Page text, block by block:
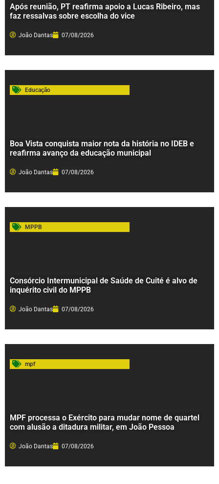
Após reunião, PT reafirma apoio a Lucas Ribeiro, mas
faz ressalvas sobre escolha do vice
João Dantas 07/08/2026
Educação
Boa Vista conquista maior nota da história no IDEB e
reafirma avanço da educação municipal
João Dantas 07/08/2026
MPPB
Consórcio Intermunicipal de Saúde de Cuité é alvo de
inquérito civil do MPPB
João Dantas 07/08/2026
mpf
MPF processa o Exército para mudar nome de quartel
com alusão a ditadura militar, em João Pessoa
João Dantas 07/08/2026